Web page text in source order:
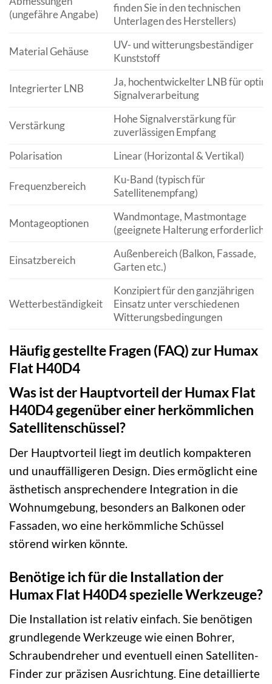
(ungefähre Angabe)
finden Sie in den technischen
Unterlagen des Herstellers)
Material Gehäuse
UV- und witterungsbeständiger
Kunststoff
Integrierter LNB
Ja, hochentwickelter LNB für
Signalverarbeitung
Verstärkung
Hohe Signalverstärkung für
zuverlässigen Empfang
Polarisation
Linear (Horizontal & Vertikal)
Frequenzbereich
Ku-Band (typisch für
Satellitenempfang)
Montageoptionen
Wandmontage, Mastmontage
(geeignete Halterung erforderlich)
Einsatzbereich
Außenbereich (Balkon, Fassade,
Garten etc.)
Wetterbeständigkeit
Konzipiert für den ganzjährigen
Einsatz unter verschiedenen
Witterungsbedingungen
Häufig gestellte Fragen (FAQ) zur Humax
Flat H40D4
Was ist der Hauptvorteil der Humax Flat
H40D4 gegenüber einer herkömmlichen
Satellitenschüssel?
Der Hauptvorteil liegt im deutlich kompakteren
und unauffälligeren Design. Dies ermöglicht eine
ästhetisch ansprechendere Integration in die
Wohnumgebung, besonders an Balkonen oder
Fassaden, wo eine herkömmliche Schüssel
störend wirken könnte.
Benötige ich für die Installation der
Humax Flat H40D4 spezielle Werkzeuge?
Die Installation ist relativ einfach. Sie benötigen
grundlegende Werkzeuge wie einen Bohrer,
Schraubendreher und eventuell einen Satelliten-
Finder zur präzisen Ausrichtung. Eine detaillierte